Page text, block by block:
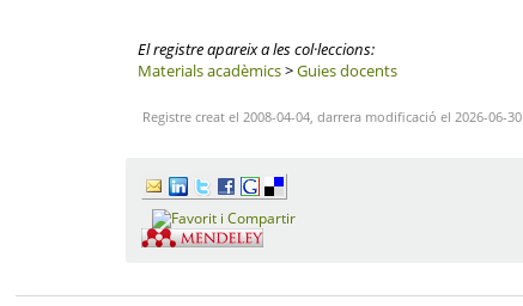
El registre apareix a les col·leccions:
Materials acadèmics>Guies docents
Registre creat el 2008-04-04, darrera modificació el 2026-06-30